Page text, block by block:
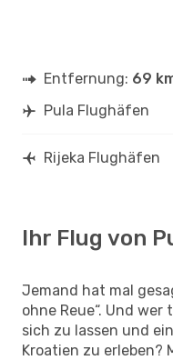
Entfernung: 69
Pula Flughäfen
Rijeka Flughäfen
Ihr Flug von
Jemand hat mal
ohne Reue“. Und
sich zu lassen und
Kroatien zu erleben?